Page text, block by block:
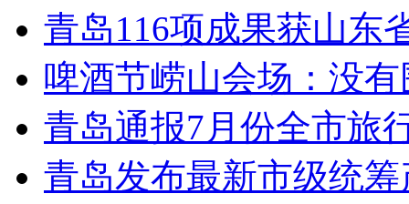
青岛116项成果获山东
啤酒节崂山会场：没有
青岛通报7月份全市旅
青岛发布最新市级统